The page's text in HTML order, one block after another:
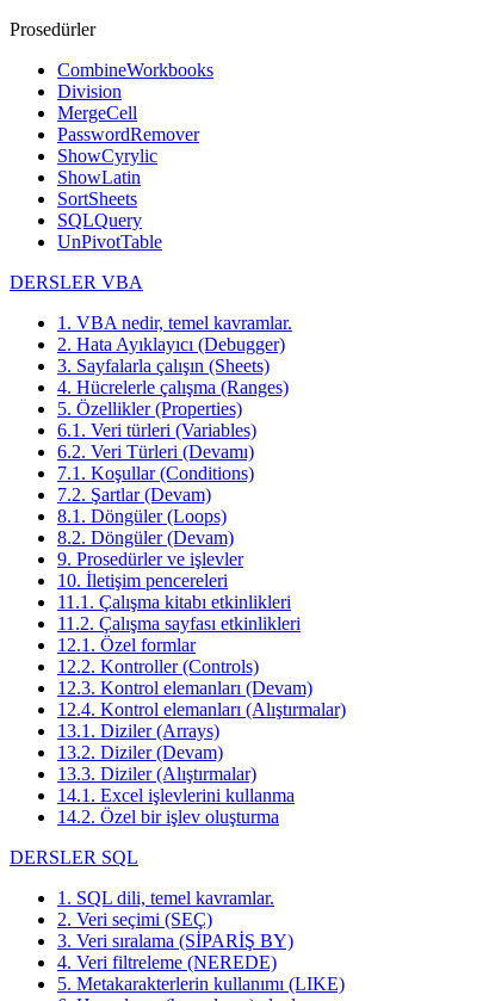
Prosedürler
CombineWorkbooks
Division
MergeCell
PasswordRemover
ShowCyrylic
ShowLatin
SortSheets
SQLQuery
UnPivotTable
DERSLER VBA
1. VBA nedir, temel kavramlar.
2. Hata Ayıklayıcı (Debugger)
3. Sayfalarla çalışın (Sheets)
4. Hücrelerle çalışma (Ranges)
5. Özellikler (Properties)
6.1. Veri türleri (Variables)
6.2. Veri Türleri (Devamı)
7.1. Koşullar (Conditions)
7.2. Şartlar (Devam)
8.1. Döngüler (Loops)
8.2. Döngüler (Devam)
9. Prosedürler ve işlevler
10. İletişim pencereleri
11.1. Çalışma kitabı etkinlikleri
11.2. Çalışma sayfası etkinlikleri
12.1. Özel formlar
12.2. Kontroller (Controls)
12.3. Kontrol elemanları (Devam)
12.4. Kontrol elemanları (Alıştırmalar)
13.1. Diziler (Arrays)
13.2. Diziler (Devam)
13.3. Diziler (Alıştırmalar)
14.1. Excel işlevlerini kullanma
14.2. Özel bir işlev oluşturma
DERSLER SQL
1. SQL dili, temel kavramlar.
2. Veri seçimi (SEÇ)
3. Veri sıralama (SİPARİŞ BY)
4. Veri filtreleme (NEREDE)
5. Metakarakterlerin kullanımı (LIKE)